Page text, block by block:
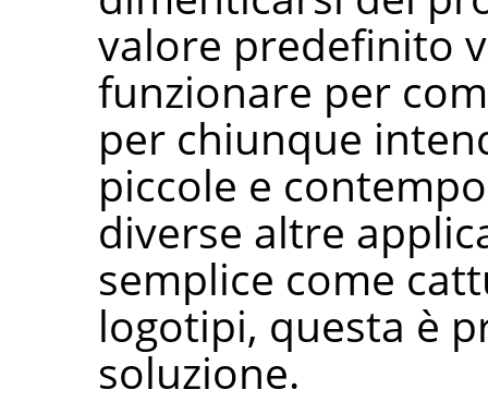
valore predefinito
funzionare per
per chiunque
piccole e
diverse altre
semplice come
logotipi, questa è
soluzione.